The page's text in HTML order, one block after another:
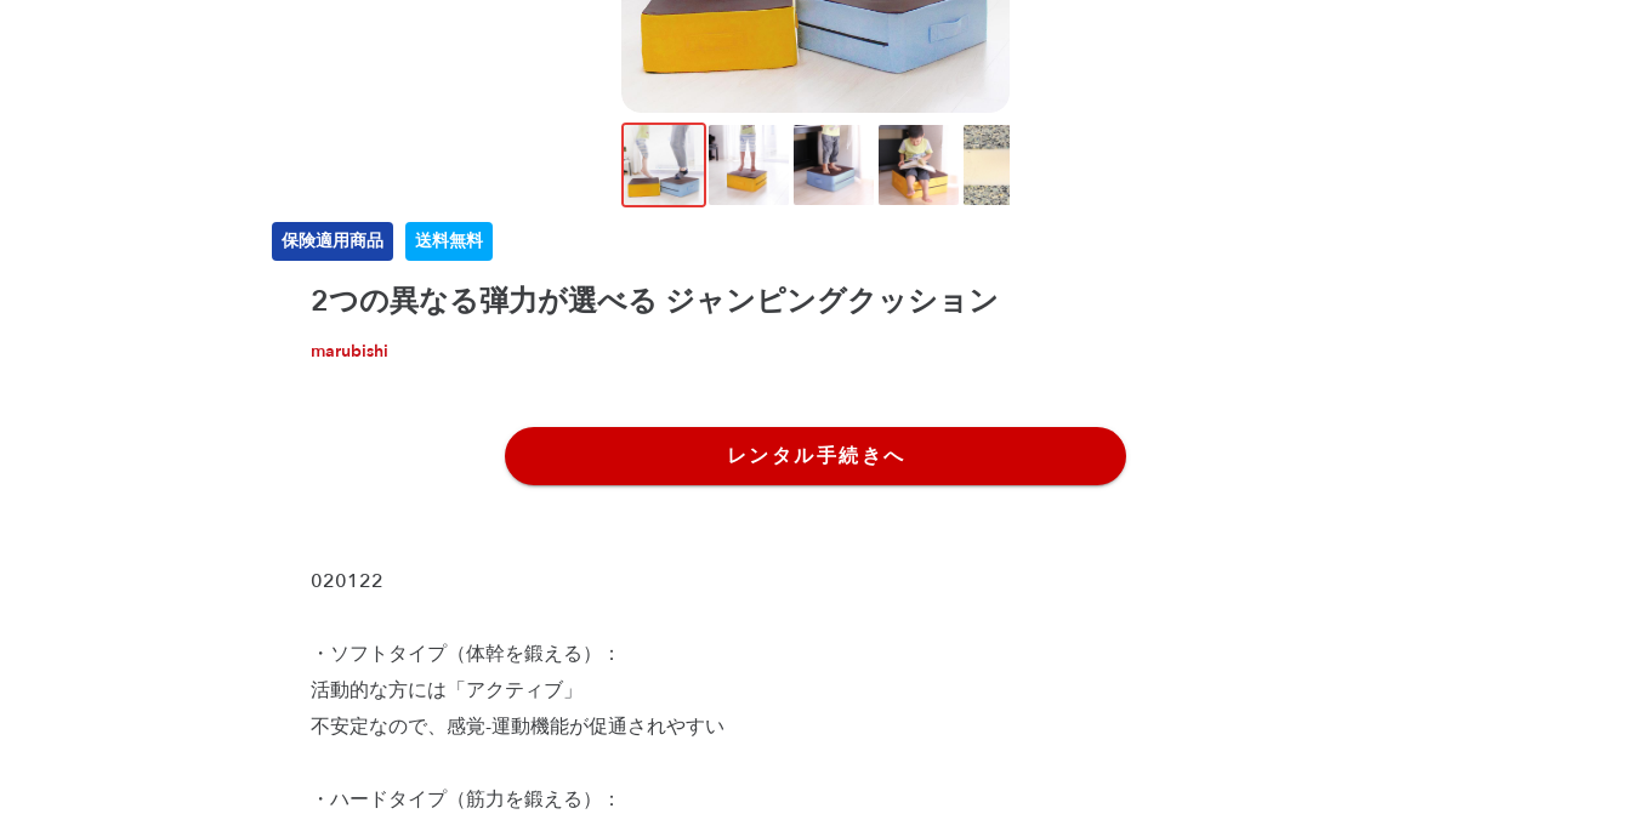
保険適用商品 送料無料
2つの異なる弾力が選べる ジャンピングクッション
marubishi
レンタル手続きへ
020122
・ソフトタイプ（体幹を鍛える）：
活動的な方には「アクティブ」
不安定なので、感覚-運動機能が促通されやすい
・ハードタイプ（筋力を鍛える）：